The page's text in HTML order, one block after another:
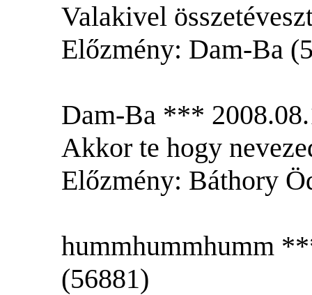
Valakivel
Előzmény: Dam-Ba
Dam-Ba ***
Akkor te hogy
Előzmény: Báthory
hummhummhumm
(56881)